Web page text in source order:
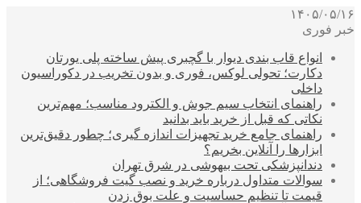
۱۴۰۵/۰۵/۱۶
خبر فوری
انواع قاب بندی دیوار با گچبری پیش ساخته پلی یورتان
دکارت؛ تحولی لوکس، فوری و بدون تخریب در دکوراسیون
داخلی
راهنمای انتخاب سیم جوش و الکترود مناسب؛ مهم‌ترین
نکاتی که قبل از خرید باید بدانید
راهنمای جامع خرید تجهیزات اندازه گیری؛ چطور دقیق‌ترین
ابزارها را آنلاین بخریم؟
دندانپزشکی تحت بیهوشی در شرق تهران
سوالات متداول درباره خرید و نصب گیت فروشگاهی؛ از
قیمت تا تنظیم حساسیت و علت بوق زدن